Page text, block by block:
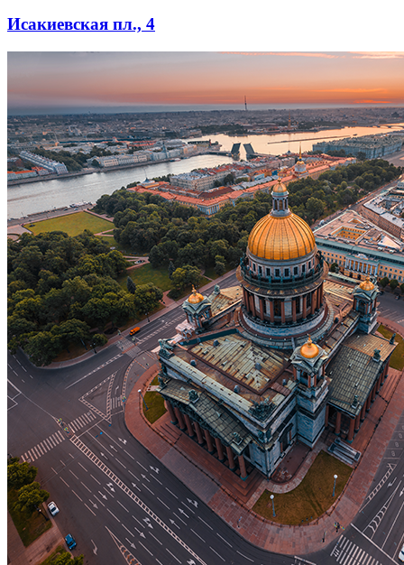
Исакиевская пл., 4